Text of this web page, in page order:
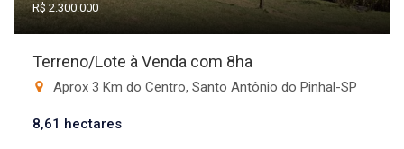
R$ 2.300.000
Terreno/Lote à Venda com 8ha
Aprox 3 Km do Centro, Santo Antônio do Pinhal-SP
8,61 hectares